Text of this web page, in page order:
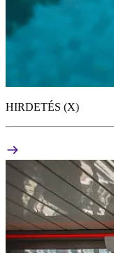
HIRDETÉS (X)